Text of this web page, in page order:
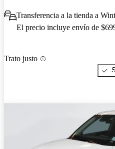
Transferencia a la tienda a
El precio incluye envío de
Trato justo